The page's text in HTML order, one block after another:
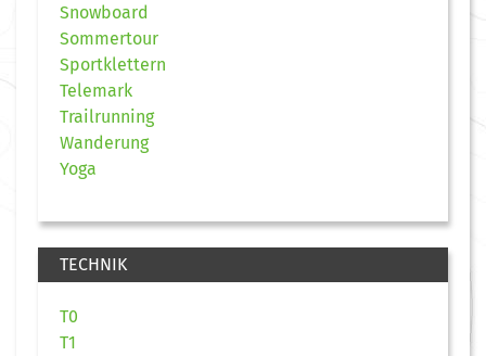
Snowboard
Sommertour
Sportklettern
Telemark
Trailrunning
Wanderung
Yoga
TECHNIK
T0
T1